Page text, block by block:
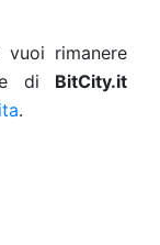
rimanere
di BitCity.it
.